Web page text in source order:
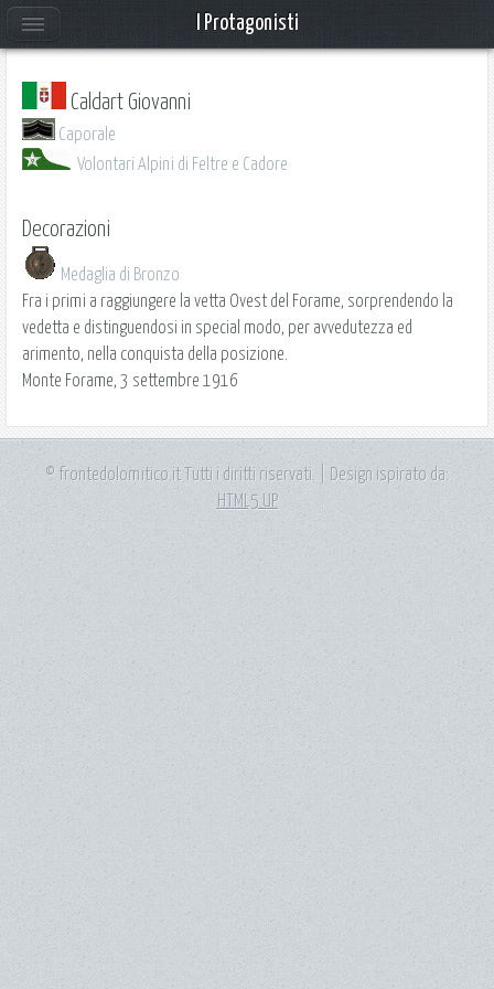
Caldart Giovanni
Caporale
Volontari Alpini di Feltre e Cadore
Decorazioni
Medaglia di Bronzo
Fra i primi a raggiungere la vetta Ovest del Forame, sorprendendo la
vedetta e distinguendosi in special modo, per avvedutezza ed
arimento, nella conquista della posizione.
Monte Forame, 3 settembre 1916
© frontedolomitico.it Tutti i diritti riservati. | Design ispirato da:
HTML5 UP
I Protagonisti